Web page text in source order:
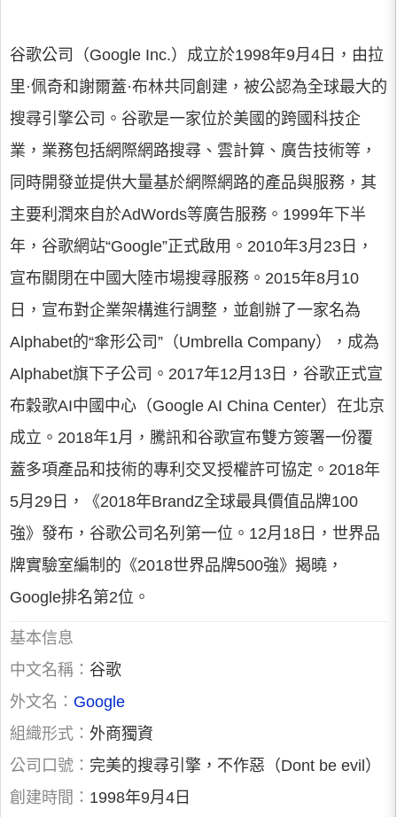
谷歌公司（Google Inc.）成立於1998年9月4日，由拉
里·佩奇和謝爾蓋·布林共同創建，被公認為全球最大的
搜尋引擎公司。谷歌是一家位於美國的跨國科技企
業，業務包括網際網路搜尋、雲計算、廣告技術等，
同時開發並提供大量基於網際網路的產品與服務，其
主要利潤來自於AdWords等廣告服務。1999年下半
年，谷歌網站“Google”正式啟用。2010年3月23日，
宣布關閉在中國大陸市場搜尋服務。2015年8月10
日，宣布對企業架構進行調整，並創辦了一家名為
Alphabet的“傘形公司”（Umbrella Company），成為
Alphabet旗下子公司。2017年12月13日，谷歌正式宣
布穀歌AI中國中心（Google AI China Center）在北京
成立。2018年1月，騰訊和谷歌宣布雙方簽署一份覆
蓋多項產品和技術的專利交叉授權許可協定。2018年
5月29日，《2018年BrandZ全球最具價值品牌100
強》發布，谷歌公司名列第一位。12月18日，世界品
牌實驗室編制的《2018世界品牌500強》揭曉，
Google排名第2位。
基本信息
中文名稱： 谷歌
外文名： Google
組織形式： 外商獨資
公司口號： 完美的搜尋引擎，不作惡（Dont be evil）
創建時間： 1998年9月4日